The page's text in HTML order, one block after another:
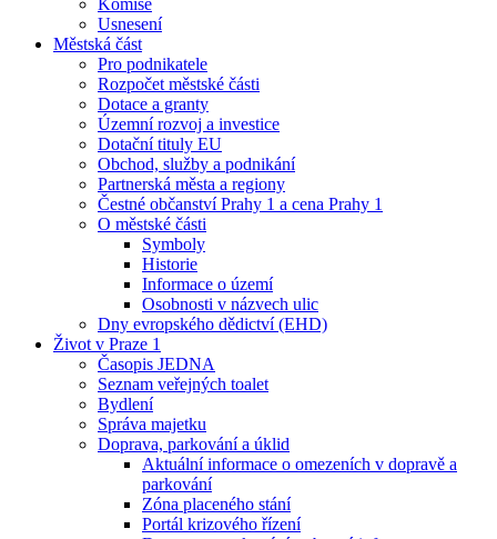
Usnesení
Městská část
Pro podnikatele
Rozpočet městské části
Dotace a granty
Územní rozvoj a investice
Dotační tituly EU
Obchod, služby a podnikání
Partnerská města a regiony
Čestné občanství Prahy 1 a cena Prahy 1
O městské části
Symboly
Historie
Informace o území
Osobnosti v názvech ulic
Dny evropského dědictví (EHD)
Život v Praze 1
Časopis JEDNA
Seznam veřejných toalet
Bydlení
Správa majetku
Doprava, parkování a úklid
Aktuální informace o omezeních v dopravě a
parkování
Zóna placeného stání
Portál krizového řízení